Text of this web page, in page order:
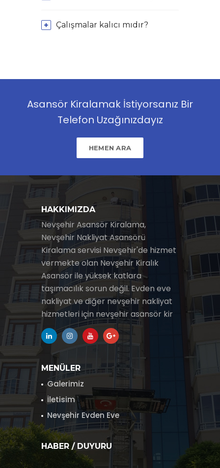
Çalışmalar kalıcı mıdır?
Asansör Kiralamak İstiyorsanız Bir
Telefon Uzağınızdayız
HEMEN ARA
HAKKIMIZDA
Nevşehir Asansör Kiralama,
Nevşehir Nakliyat Asansörü
Kiralama servisi Nevşehir'de hizmet
vermekte olan Nevşehir Kiralık
Asansör ile yüksek katlara
taşımacılık sorun değil. Evden eve
nakliyat ve diğer nevşehir nakliyat
hizmetleri için nevşehir asansör kir
MENÜLER
Galerimiz
İletisim
Nevşehir Evden Eve
HABER / DUYURU